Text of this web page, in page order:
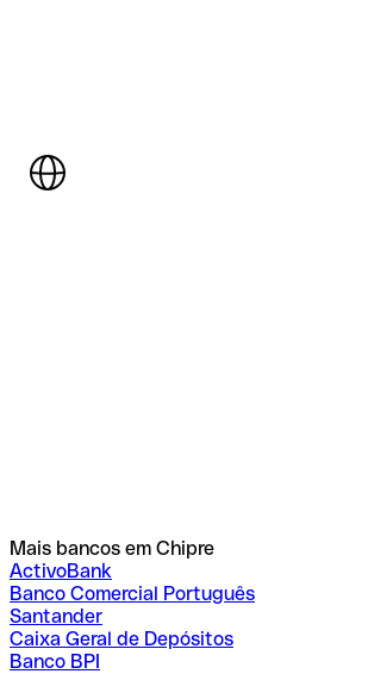
Mais bancos em Chipre
ActivoBank
Banco Comercial Português
Santander
Caixa Geral de Depósitos
Banco BPI